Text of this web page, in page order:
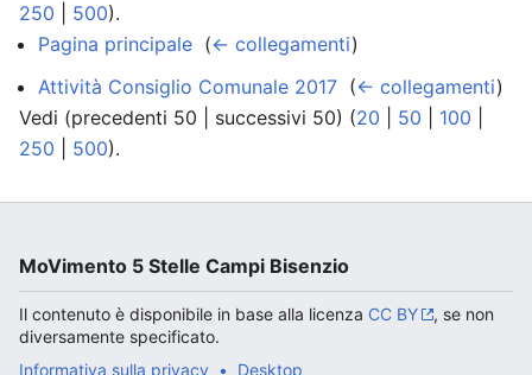
250
500).
Pagina principale (← collegamenti)
Attività Consiglio Comunale 2017 (← collegamenti)
Vedi (precedenti 50 | successivi 50) (20 50 100
250
500).
MoVimento 5 Stelle Campi Bisenzio
Il contenuto è disponibile in base alla licenza CC BY
, se non
diversamente specificato.
Informativa sulla privacy
Desktop